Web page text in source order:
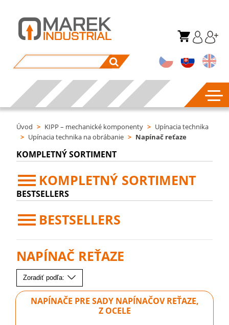
Úvod > KIPP – mechanické komponenty > Upínacia technika
> Upínacia technika na obrábanie > Napínač reťaze
KOMPLETNÝ SORTIMENT
KOMPLETNÝ SORTIMENT
BESTSELLERS
BESTSELLERS
NAPÍNAČ REŤAZE
Zoradiť podľa:
NAPÍNAČE PRE SADY NAPÍNAČOV REŤAZE,
Z OCELE